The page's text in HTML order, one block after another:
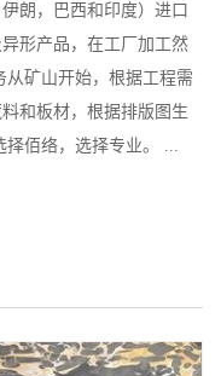
朗，巴西和印度）进口
形产品，在工厂加工然
矿山开始，根据工程需
和板材，根据排版图生
择佰络，选择专业。 ...